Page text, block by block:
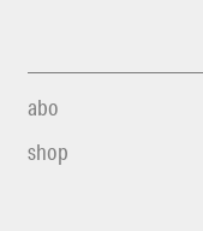
abo
shop